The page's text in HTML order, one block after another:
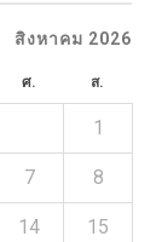
สิงหาคม 2026
ศ. ส.
1
7 8
14 15